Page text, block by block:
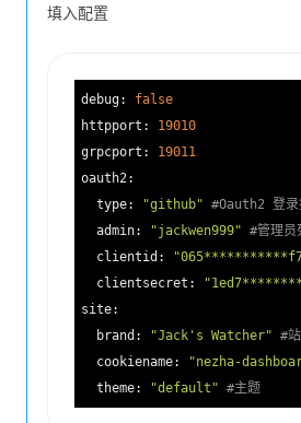
填入配置
debug:
false
httpport:
19010
grpcport:
19011
oauth2:
type:
"github" #Oauth2 登
admin:
"jackwen999" #管理员
clientid:
clientsecret:
site:
brand:
"Jack's Watcher" #
cookiename:
"nezha-
theme:
"default" #主题